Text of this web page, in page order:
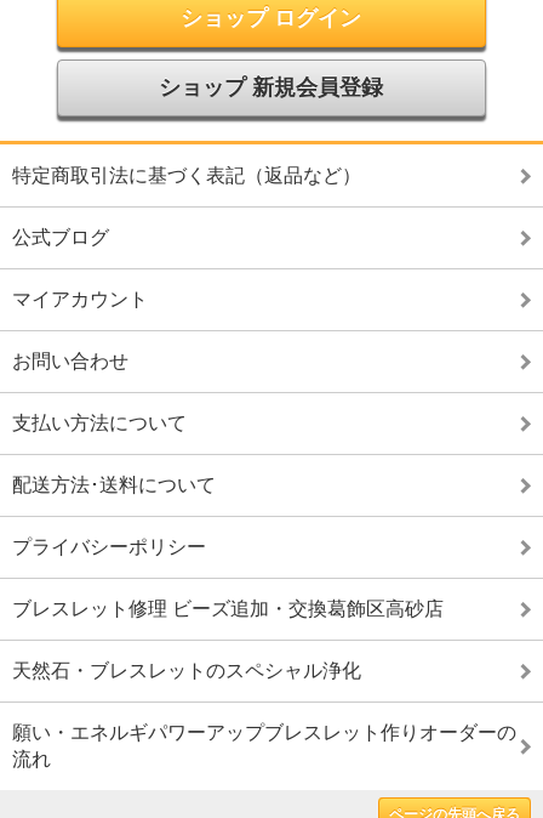
ショップ ログイン
ショップ 新規会員登録
特定商取引法に基づく表記（返品など）
公式ブログ
マイアカウント
お問い合わせ
支払い方法について
配送方法･送料について
プライバシーポリシー
ブレスレット修理 ビーズ追加・交換葛飾区高砂店
天然石・ブレスレットのスペシャル浄化
願い・エネルギパワーアップブレスレット作りオーダーの
流れ
ページの先頭へ戻る